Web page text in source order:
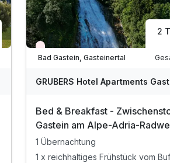
Nur noch Restplätze
Bad Gastein, Gasteinertal
2
GRUBERS Hotel Apartments
Bed & Breakfast -
Gastein am Alpe-Adria-
1 Übernachtung
1 x reichhaltiges Frühstück vom